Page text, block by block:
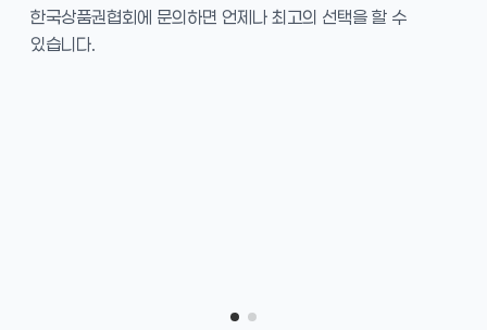
한국상품권협회에 문의하면 언제나 최고의 선택을 할 수
있습니다.